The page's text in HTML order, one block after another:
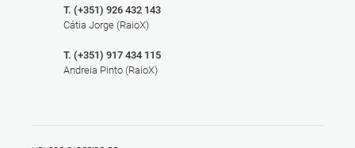
T. (+351) 926 432 143
Cátia Jorge (RaioX)
T. (+351) 917 434 115
Andreia Pinto (RaioX)